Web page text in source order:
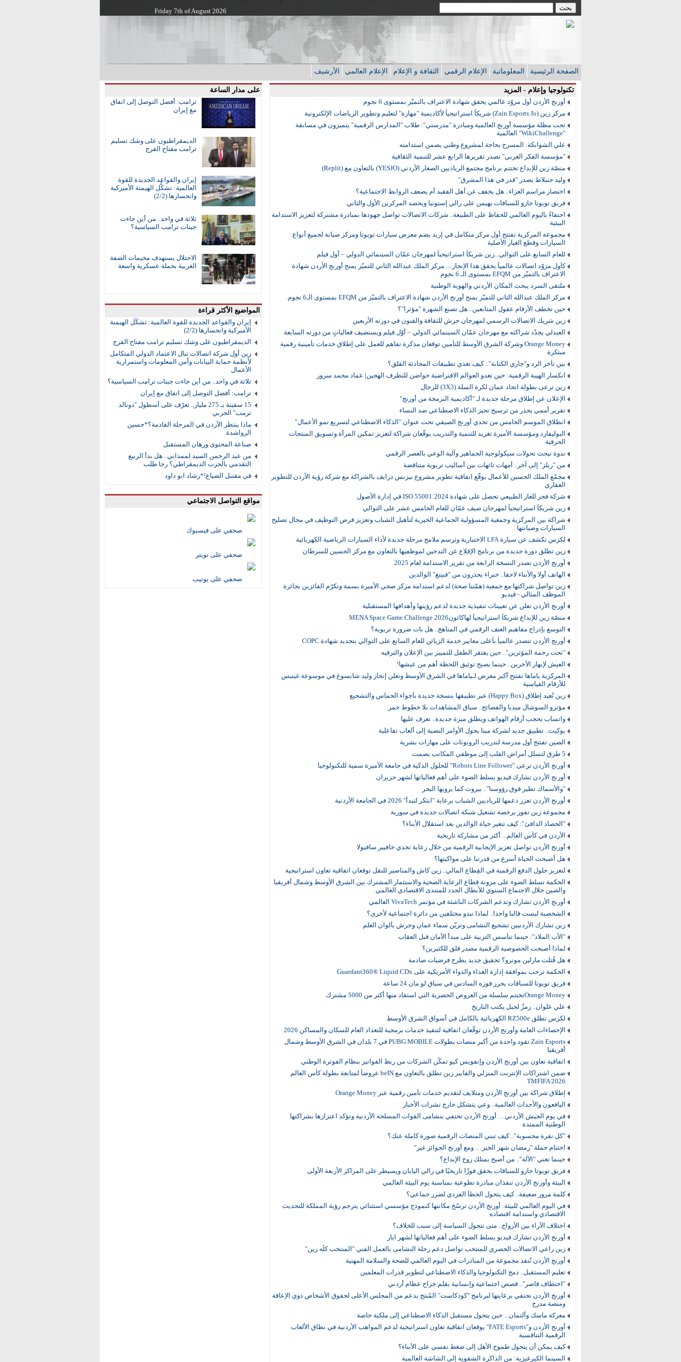
Friday 7th of August 2026
الصفحة الرئيسية المعلوماتية الإعلام الرقمي الثقافة و الإعلام الإعلام العالمي الأرشيف
على مدار الساعة
ترامب: أفضل التوصل إلى اتفاق
مع إيران
الديمقراطيون على وشك تسليم
ترامب مفتاح الفرج
إيران والقواعد الجديدة للقوة
العالمية: تشكُّل الهيمنة الأميركية
وانحسارها (2/2)
ثلاثة في واحد.. من أين جاءت
جينات ترامب السياسية؟
الاحتلال يستهدف مخيمات الضفة
الغربية بحملة عسكرية واسعة
المواضيع الأكثر قراءة
إيران والقواعد الجديدة للقوة العالمية: تشكُّل الهيمنة
الأميركية وانحسارها (2/2)
الديمقراطيون على وشك تسليم ترامب مفتاح الفرج
زين أول شركة اتصالات تنال الاعتماد الدولي المتكامل
لأنظمة حماية البيانات وأمن المعلومات واستمرارية
الأعمال
ثلاثة في واحد.. من أين جاءت جينات ترامب السياسية؟
ترامب: أفضل التوصل إلى اتفاق مع إيران
15 سفينة بـ 275 مليار.. تعرّف على أسطول "دونالد
ترمب" الحربي
ماذا ينتظر الأردن في المرحلة القادمة؟*حسين
الرواشدة
صناعة المحتوى ورهان المستقبل
من عبد الرحمن السيد لممداني.. هل بدأ الربيع
التقدمي بالحزب الديمقراطي؟ رجا طلب
في مقتبل الضياع!*رشاد ابو داود
مواقع التواصل الاجتماعي
صحفي على فيسبوك
صحفي على تويتر
صحفي على يوتيب
تكنولوجيا وإعلام - المزيد
أورنج الأردن أول مزوّد عالمي يحقق شهادة الاعتراف بالتميّز بمستوى 6 نجوم
مركز زين (Zain Esports Jo) شريكاً استراتيجياً لأكاديمية "مهارة" لتعليم وتطوير الرياضات الإلكترونية
تحت مظلة مؤسسة أورنج العالمية ومبادرة "مدرستي": طلاب "المدارس الرقمية" يتميزون في مسابقة
"WikiChallenge" العالمية
علي الشوابكة: المسرح بحاجة لمشروع وطني يضمن استدامته
"مؤسسة الفكر العربي" تصدر تقريرها الرابع عشر للتنمية الثقافية
منصّة زين للإبداع تختتم برنامج مجتمع الرياديين الصغار الأردني (YESJO) بالتعاون مع (Replit)
وليد جنبلاط يصدر "قدر في هذا المشرق"
اختصار مراسم العزاء.. هل يخفف عن أهل الفقيد أم يضعف الروابط الاجتماعية؟
فريق تويوتا جازو للسباقات يهيمن على رالي إستونيا ويحصد المركزين الأول والثاني
احتفاءً باليوم العالمي للحفاظ على الطبيعة.. شركات الاتصالات تواصل جهودها بمبادرة مشتركة لتعزيز الاستدامة
البيئية
مجموعة المركزية تفتتح أول مركز متكامل في إربد يضم معرض سيارات تويوتا ومركز صيانة لجميع أنواع
السيارات وقطع الغيار الأصلية
للعام السابع على التوالي...زين شريكاً استراتيجياً لمهرجان عمّان السينمائي الدولي – أول فيلم
كأول مزوّد اتصالات عالمياً يحقق هذا الإنجاز.... مركز الملك عبدالله الثاني للتميّز يمنح أورنج الأردن شهادة
الاعتراف بالتميّز من EFQM بمستوى الـ 6 نجوم
ملتقى السرد يبحث المكان الأردني والهوية الوطنية
مركز الملك عبدالله الثاني للتميّز يمنح أورنج الأردن شهادة الاعتراف بالتميّز من EFQM بمستوى الـ6 نجوم.
حين تخطف الأرقام عقول المتابعين.. هل تصنع الشهرة "مؤثرا"؟
زين شريك الاتصالات الرسمي لمهرجان جرش للثقافة والفنون في دورته الأربعين
العبدلي يجدّد شراكته مع مهرجان عمّان السينمائي الدولي – أوّل فيلم ويستضيف فعالياتٍ من دورته السابعة
Orange Money وشركة الشرق الأوسط للتأمين توقعان مذكرة تفاهم للعمل على إطلاق خدمات تأمينية رقمية
مبتكرة
بين تأخر الرد و"جاري الكتابة".. كيف تغذي تطبيقات المحادثة القلق؟
انكسار الهيبة الرقمية: حين تغدو العوالم الافتراضية حواضن للتطرف الهجين| عماد محمد سرور
زين ترعى بطولة اتحاد عمان لكرة السلة (3X3) للرجال
الإعلان عن إطلاق مرحلة جديدة لـ "أكاديمية البرمجة من أورنج"
تقرير أممي يحذر من ترسيخ تحيز الذكاء الاصطناعي ضد النساء
انطلاق الموسم الخامس من تحدي أورنج الصيفي تحت عنوان "الذكاء الاصطناعي لتسريع نمو الأعمال"
البوليفارد ومؤسسة الأميرة تغريد للتنمية والتدريب يوقّعان شراكة لتعزيز تمكين المرأة وتسويق المنتجات
الحرفية
ندوة تبحث تحولات سيكولوجية الجماهير وآلية الوعي بالعصر الرقمي
من "ريلز" إلى آخر.. أمهات تائهات بين أساليب تربوية متناقضة
مجمّع الملك الحسين للأعمال يوقّع اتفاقية تطوير مشروع بيزنس درايف بالشراكة مع شركة رؤية الأردن للتطوير
العقاري
شركة فجر للغاز الطبيعي تحصل على شهادة ISO 55001:2024 في إدارة الأصول
زين شريكاً استراتيجياً لمهرجان صيف عمّان للعام الخامس عشر على التوالي
شراكة بين المركزية وجمعية المسؤولية الجماعية الخيرية لتأهيل الشباب وتعزيز فرص التوظيف في مجال تصليح
السيارات وصيانتها
لكزس تكشف عن سيارة LFA الاختبارية وترسم ملامح مرحلة جديدة لأداء السيارات الرياضية الكهربائية
زين تطلق دورة جديدة من برنامج الإقلاع عن التدخين لموظفيها بالتعاون مع مركز الحسين للسرطان
أورنج الأردن تصدر النسخة الرابعة من تقرير الاستدامة لعام 2025
الهاتف أولا والأبناء لاحقا.. خبراء يحذرون من "فبينغ" الوالدين
زين تواصل شراكتها مع جمعية (همّتنا صحة) لدعم استدامة مركز صحي الأميرة بسمة وتكرّم الفائزين بجائزة
الموظف المثالي - فيديو
أورنج الأردن تعلن عن تعيينات تنفيذية جديدة لدعم رؤيتها وأهدافها المستقبلية
منصّة زين للإبداع شريكاً استراتيجياً لهاكاثونMENA Space Game Challenge 2026
التوسع بإدراج مفاهيم العنف الرقمي في المناهج.. هل بات ضرورة تربوية؟
أورنج الأردن تتصدر عالمياً بأعلى معايير خدمة الزبائن للعام السابع على التوالي بتجديد شهادة COPC
"تحت رحمة المؤثرين".. حين يفتقر الطفل للتمييز بين الإعلان والترفيه
العيش لإبهار الآخرين.. حينما يصبح توثيق اللحظة أهم من عيشها!
المركزية ياماها تفتتح أكبر معرض لـياماها في الشرق الأوسط وتعلن إنجاز وليد شابسوغ في موسوعة غينيس
للأرقام القياسية
زين تُعيد إطلاق (Happy Box) عبر تطبيقها بنسخة جديدة بأجواء الحماس والتشجيع
مؤثرو السوشال ميديا والفضائح.. سباق المشاهدات بلا خطوط حمر
واتساب يحجب أرقام الهواتف ويطلق ميزة جديدة.. تعرف عليها
بوكيت.. تطبيق جديد لشركة ميتا يحول الأوامر النصية إلى ألعاب تفاعلية
الصين تفتتح أول مدرسة لتدريب الروبوتات على مهارات بشرية
5 طرق لتسلل أمراض القلب إلى موظفي المكاتب بصمت
أورنج الأردن ترعى "Robots Line Follower" للحلول الذكية في جامعة الأميرة سمية للتكنولوجيا
أورنج الأردن تشارك فيديو يسلط الضوء على أهم فعالياتها لشهر حزيران
"والأسماك تطير فوق رؤوسنا".. بيروت كما يرويها البحر
أورنج الأردن تعزز دعمها للرياديين الشباب برعاية "ابتكر لتبدأ" 2026 في الجامعة الأردنية
مجموعة زين تفوز برخصة تشغيل شبكة اتصالات جديدة في سورية
"الحصاد الدافئ": كيف تتغير حياة الوالدين بعد استقلال الأبناء؟
الأردن في كأس العالم... أكثر من مشاركة تاريخية
أورنج الأردن تواصل تعزيز الإيجابية الرقمية من خلال رعاية تحدي خافيير سافيولا
هل أصبحت الحياة أسرع من قدرتنا على مواكبتها؟
لتعزيز حلول الدفع الرقمية في القِطاع المالي.. زين كاش والمناصير للنقل توقعان اتفاقية تعاون استراتيجية
الحكمة تسلط الضوء على مرونة قطاع الرعاية الصحية والاستثمار المشترك بين الشرق الأوسط وشمال أفريقيا
والصين خلال الاجتماع السنوي للأبطال الجدد للمنتدى الاقتصادي العالمي
أورنج الأردن تشارك وتدعم الشركات الناشئة في مؤتمر VivaTech العالمي
الشخصية ليست قالبا واحدا.. لماذا نبدو مختلفين من دائرة اجتماعية لأخرى؟
زين تشارك الأردنيين تشجيع النشامى وتزيّن سماء عمان وجرش بألوان العلم
"الأب الملاذ": حينما تتأسس التربية على مبدأ الأمان قبل العقاب
لماذا أصبحت الخصوصية الرقمية مصدر قلق للكثيرين؟
هل قُتلت مارلين مونرو؟ تحقيق جديد يطرح فرضيات صادمة
الحكمة ترحب بموافقة إدارة الغذاء والدواء الأمريكية على Guardant360® Liquid CDx
فريق تويوتا للسباقات يحرز فوزه السادس في سباق لو مان 24 ساعة
Orange Moneyتختتم سلسلة من العروض الحصرية التي استفاد منها أكثر من 5000 مشترك
علي علوان.. رمزٌ لجيل يكتب التاريخ
لكزس تطلق RZ500e الكهربائية بالكامل في أسواق الشرق الأوسط
الإحصاءات العامة وأورنج الأردن توقّعان اتفاقية لتنفيذ خدمات برمجية للتعداد العام للسكان والمساكن 2026
Zain Esports تقود واحدة من أكبر منصات بطولات PUBG MOBILE في 7 بلدان في الشرق الأوسط وشمال
أفريقيا
اتفاقية تعاون بين أورنج الأردن وإنفويس كيو تمكّن الشركات من ربط الفواتير بنظام الفوترة الوطني
ضمن اشتراكات الإنترنت المنزلي والفايبر زين تطلق بالتعاون مع beIN عروضاً لمتابعة بطولة كأس العالم
TMFIFA 2026
إطلاق شراكة بين أورنج الأردن ومتلايف لتقديم خدمات تأمين رقمية عبر Orange Money
اليافعون والأحداث العالمية.. وعي يتشكل خارج نشرات الأخبار
في يوم الجيش الأردني… أورنج الأردن تحتفي بنشامى القوات المسلحة الأردنية وتؤكد اعتزازها بشراكتها
الوطنية الممتدة
"كل نقرة محسوبة".. كيف تبني المنصات الرقمية صورة كاملة عنك؟
اختتام حملة "رمضان شهر الخير… ومع أورنج الجوائز غير"
حينما تغني "الآلة".. من أصبح يمتلك روح الإبداع؟
فريق تويوتا جازو للسباقات يحقق فوزًا تاريخيًا في رالي اليابان ويسيطر على المراكز الأربعة الأولى
البيئة وأورنج الأردن تنفذان مبادرة تطوعية بمناسبة يوم البيئة العالمي
كلمة مرور ضعيفة.. كيف يتحول الخطأ الفردي لضرر جماعي؟
في اليوم العالمي للبيئة: أورنج الأردن ترسّخ مكانتها كنموذج مؤسسي استثنائي يترجم رؤية المملكة للتحديث
الاقتصادي واستدامة اقتصاده
اختلاف الآراء بين الأزواج.. متى تتحول السياسة إلى سبب للخلاف؟
أورنج الأردن تشارك فيديو يسلط الضوء على أهم فعالياتها لشهر ايار
زين راعي الاتصالات الحصري للمنتخب تواصل دعم رحلة النشامى بالعمل الفني "المنتخب كلّه زين"
أورنج الأردن تُنفذ مجموعة من المبادرات في اليوم العالمي للصحة والسلامة المهنية
تعليم المستقبل.. دمج التكنولوجيا والذكاء الاصطناعي لتطوير قدرات المعلمين
"اختطاف قاصر".. قصص اجتماعية وإنسانية بقلم جراح عظام أردني
أورنج الأردن تحتفي برعايتها لبرنامج "كودكاست" المُنتج بدعم من المجلس الأعلى لحقوق الأشخاص ذوي الإعاقة
ومنصة مدرج
معركة ماسك وألتمان... حين يتحول مستقبل الذكاء الاصطناعي إلى ملكية خاصة
أورنج الأردن و"FATE Esports" يوقعان اتفاقية تعاون استراتيجية لدعم المواهب الأردنية في نطاق الألعاب
الرقمية التنافسية
كيف يمكن أن يتحول طموح الأهل إلى ضغط نفسي على الأبناء؟
السينما الكيرغيزية: من الذاكرة الشفوية إلى الشاشة العالمية